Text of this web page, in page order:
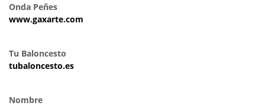
Onda Peñes
www.gaxarte.com
Tu Baloncesto
tubaloncesto.es
Nombre